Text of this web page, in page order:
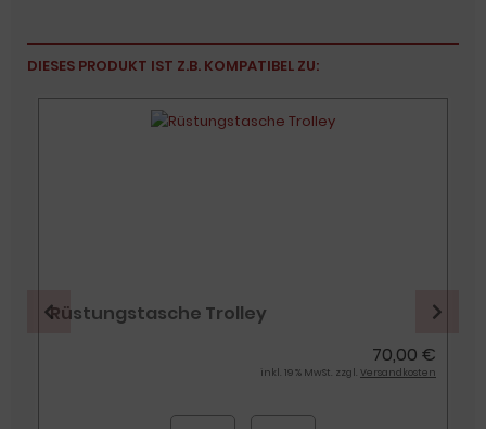
DIESES PRODUKT IST Z.B. KOMPATIBEL ZU:
Rüstungstasche Trolley
70,00 €
inkl. 19 % MwSt. zzgl. Versandkosten